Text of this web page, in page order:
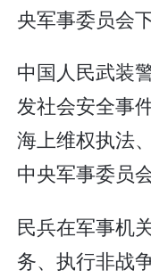
央军事委员会
中国人民武装
发社会安全事
海上维权执法
中央军事委员
民兵在军事机
务、执行非战